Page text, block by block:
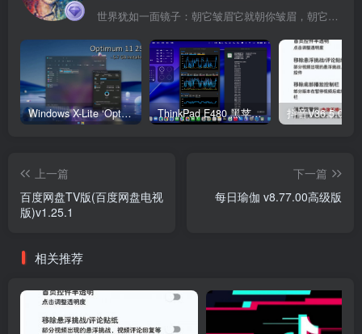
世界犹如一面镜子：朝它皱眉它就朝你皱眉，朝它微笑它也吵你微笑
Windows X-Lite ‘Optimum 11’ 25H2 Pro v2 ThinkPad E480 黑苹果完美Tahoe的EFI分享（2026.03.01更新） 抖音V36.5.0 内
上一篇
百度网盘TV版(百度网盘电视
版)v1.25.1
下一篇
每日瑜伽 v8.77.00高级版
相关推荐